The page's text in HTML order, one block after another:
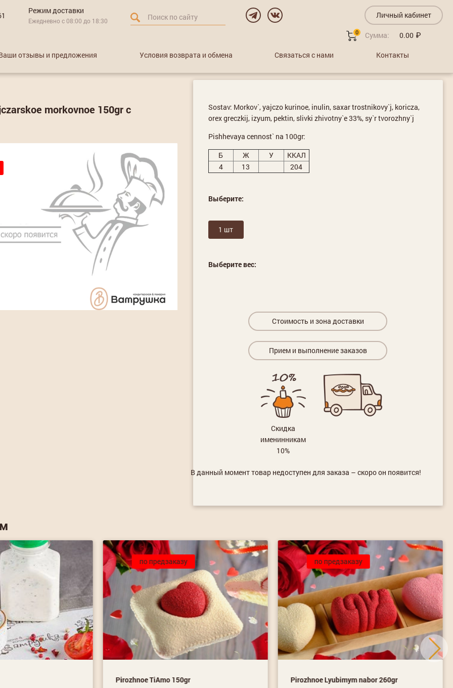
Режим доставки
Ежедневно с 08:00 до 18:30
Личный кабинет
0 Сумма: 0.00
отзывы и предложения Условия возврата и обмена Связаться с нами Контакты
morkovnoe 150gr с
Sostav: Morkov`, yajczo kurinoe, inulin, saxar trostnikovy`j, koricza,
orex greczkij, izyum, pektin, slivki zhivotny`e 33%, sy`r tvorozhny`j
Pishhevaya cennost` na 100gr:
Б
Ж У
ККАЛ
4
13 204
Выберите:
1 шт
Выберите вес:
Стоимость и зона доставки
Прием и выполнение заказов
Скидка
именинникам
10%
В данный момент товар недоступен для заказа – скоро он появится!
по предзаказу
Pirozhnoe TiAmo 150gr
по предзаказу
Pirozhnoe Lyubimym nabor 260gr